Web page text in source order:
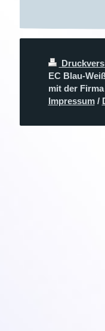
EC Blau-
mit der
Impressum/